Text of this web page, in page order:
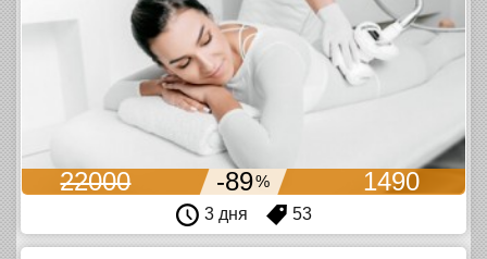
22000 -89% 1490
3 дня 53